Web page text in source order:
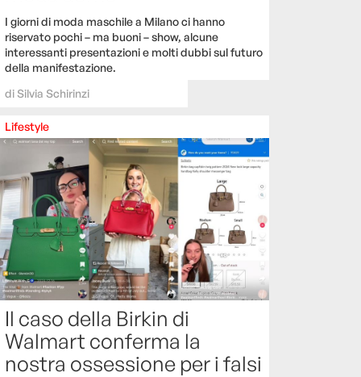
I giorni di moda maschile a Milano ci hanno
riservato pochi – ma buoni – show, alcune
interessanti presentazioni e molti dubbi sul futuro
della manifestazione.
diSilvia Schirinzi
Lifestyle
Il caso della Birkin di
Walmart conferma la
nostra ossessione per i falsi